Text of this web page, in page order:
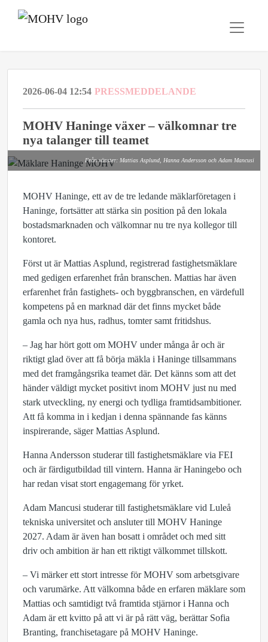
2026-06-04 12:54 PRESSMEDDELANDE
MOHV Haninge växer – välkomnar tre
nya talanger till teamet
Från vänster: Mattias Asplund, Hanna Andersson och Adam Mancusi
MOHV Haninge, ett av de tre ledande mäklarföretagen i
Haninge, fortsätter att stärka sin position på den lokala
bostadsmarknaden och välkomnar nu tre nya kollegor till
kontoret.
Först ut ärMattias Asplund, registrerad fastighetsmäklare
med gedigen erfarenhet från branschen. Mattias har även
erfarenhet från fastighets- och byggbranschen, en värdefull
kompetens på en marknad där det finns mycket både
gamla och nya hus, radhus, tomter samt fritidshus.
– Jag har hört gott om MOHV under många år och är
riktigt glad över att få börja mäkla i Haninge tillsammans
med det framgångsrika teamet där. Det känns som att det
händer väldigt mycket positivt inom MOHV just nu med
stark utveckling, ny energi och tydliga framtidsambitioner.
Att få komma in i kedjan i denna spännande fas känns
inspirerande, säger Mattias Asplund.
Hanna Andersson studerar till fastighetsmäklare via FEI
och är färdigutbildad till vintern. Hanna är Haningebo och
har redan visat stort engagemang för yrket.
Adam Mancusi studerar till fastighetsmäklare vid Luleå
tekniska universitet och ansluter till MOHV Haninge
2027. Adam är även han bosatt i området och med sitt
driv och ambition är han ett riktigt välkommet tillskott.
– Vi märker ett stort intresse för MOHV som arbetsgivare
och varumärke. Att välkomna både en erfaren mäklare som
Mattias och samtidigt två framtida stjärnor i Hanna och
Adam är ett kvitto på att vi är på rätt väg, berättar Sofia
Branting, franchisetagare på MOHV Haninge.